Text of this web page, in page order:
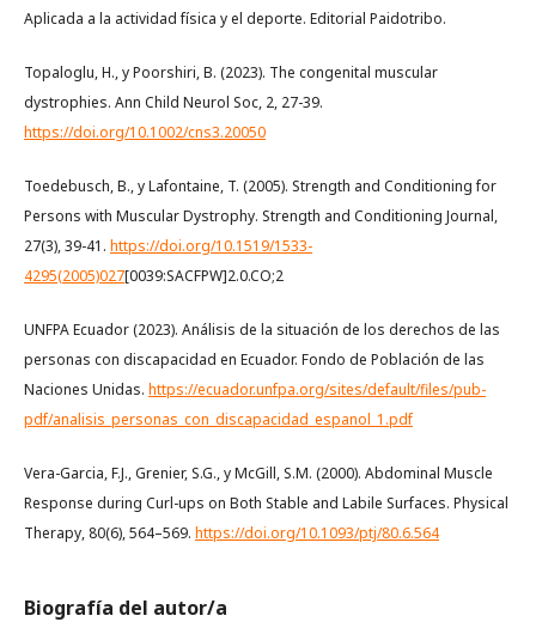
Aplicada a la actividad física y el deporte. Editorial Paidotribo.
Topaloglu, H., y Poorshiri, B. (2023). The congenital muscular
dystrophies. Ann Child Neurol Soc, 2, 27-39.
https://doi.org/10.1002/cns3.20050
Toedebusch, B., y Lafontaine, T. (2005). Strength and Conditioning for
Persons with Muscular Dystrophy. Strength and Conditioning Journal,
27(3), 39-41. https://doi.org/10.1519/1533-
4295(2005)027[0039:SACFPW]2.0.CO;2
UNFPA Ecuador (2023). Análisis de la situación de los derechos de las
personas con discapacidad en Ecuador. Fondo de Población de las
Naciones Unidas. https://ecuador.unfpa.org/sites/default/files/pub-
pdf/analisis_personas_con_discapacidad_espanol_1.pdf
Vera-Garcia, F.J., Grenier, S.G., y McGill, S.M. (2000). Abdominal Muscle
Response during Curl-ups on Both Stable and Labile Surfaces. Physical
Therapy, 80(6), 564–569. https://doi.org/10.1093/ptj/80.6.564
Biografía del autor/a